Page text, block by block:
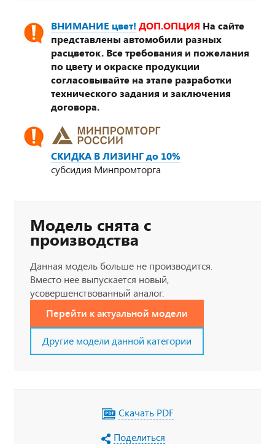
ВНИМАНИЕ цвет! ДОП.ОПЦИЯ На сайте
представлены автомобили разных
расцветок. Все требования и пожелания
по цвету и окраске продукции
согласовывайте на этапе разработки
технического задания и заключения
договора.
СКИДКА В ЛИЗИНГ до 10%
субсидия Минпромторга
Модель снята с
производства
Данная модель больше не производится.
Вместо нее выпускается новый,
усовершенствованный аналог.
Перейти к актуальной модели
Другие модели данной категории
Скачать PDF
Поделиться